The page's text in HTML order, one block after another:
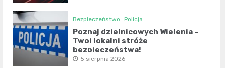
Bezpieczeństwo Policja
Poznaj dzielnicowych Wielenia –
Twoi lokalni stróże
bezpieczeństwa!
5 sierpnia 2026